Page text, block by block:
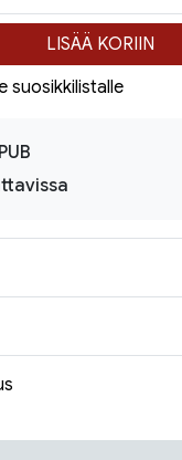
LISÄÄ KORIIN
suosikkilistalle